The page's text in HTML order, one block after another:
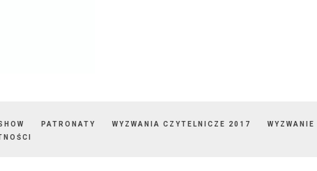
PATRONATY WYZWANIA CZYTELNICZE 2017
WYZWANIE